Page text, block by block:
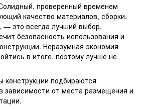
проверенный временем
качество материалов, сборки,
— это всегда лучший выбор,
безопасность использования и
Неразумная экономия
в итоге, поэтому лучше не
конструкции подбираются
зависимости от места размещения и